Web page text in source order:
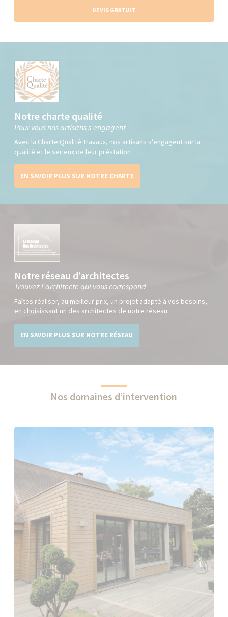
DEVIS GRATUIT
Notre charte qualité
Pour vous nos artisans s’engagent
Avec la Charte Qualité Travaux, nos artisans s’engagent sur la
qualité et le serieux de leur préstation
EN SAVOIR PLUS SUR NOTRE CHARTE
Notre réseau d’architectes
Trouvez l’architecte qui vous correspond
Faîtes réaliser, au meilleur prix, un projet adapté à vos besoins,
en choisissant un des architectes de notre réseau.
EN SAVOIR PLUS SUR NOTRE RÉSEAU
Nos domaines d’intervention